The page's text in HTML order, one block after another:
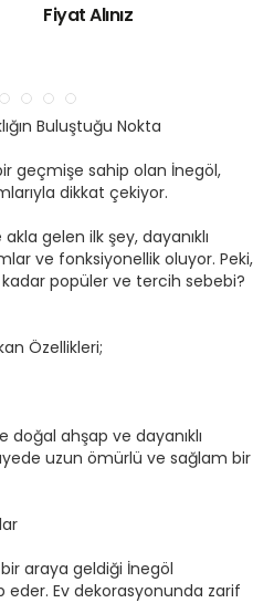
Fiyat Alınız
Buluştuğu Nokta
geçmişe sahip olan İnegöl,
dikkat çekiyor.
gelen ilk şey, dayanıklı
ve fonksiyonellik oluyor. Peki,
popüler ve tercih sebebi?
Özellikleri;
doğal ahşap ve dayanıklı
uzun ömürlü ve sağlam bir
araya geldiği İnegöl
eder. Ev dekorasyonunda zarif